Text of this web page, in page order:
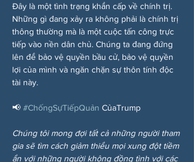
Đây là một tình trạng khẩn cấp về chính trị.
Những gì đang xảy ra không phải là chính trị
thông thường mà là một cuộc tấn công trực
tiếp vào nền dân chủ. Chúng ta đang đứng
lên để bảo vệ quyền bầu cử, bảo vệ quyền
lợi của mình và ngăn chặn sự thôn tính độc
tài này.
📢 #ChốngSựTiếpQuản CủaTrump
Chúng tôi mong đợi tất cả những người tham
gia sẽ tìm cách giảm thiểu mọi xung đột tiềm
ẩn với những người không đồng tình với các